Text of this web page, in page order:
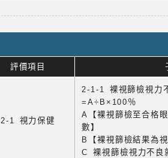
評價項目
2-1 視力保健
2-1-1 裸視篩檢視力
=A÷B×100％
A【裸視篩檢至合格
數】
B【裸視篩檢結果為
C 裸視篩檢視力不良